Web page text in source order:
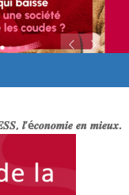
𝒍’é𝒄𝒐𝒏𝒐𝒎𝒊𝒆 𝒆𝒏 𝒎𝒊𝒆𝒖𝒙.